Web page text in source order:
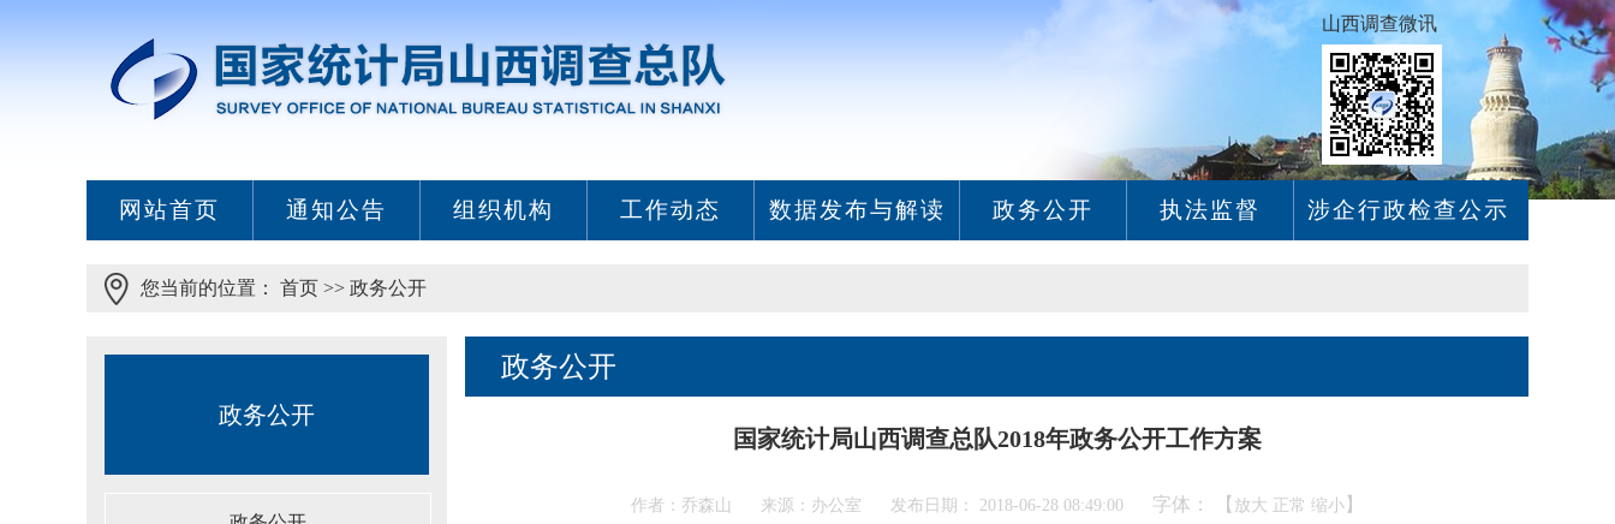
山西调查微讯
网站首页 通知公告 组织机构 工作动态 数据发布与解读 政务公开 执法监督 涉企行政检查公示
您当前的位置： 首页 >> 政务公开
政务公开
政务公开
国家统计局山西调查总队2018年政务公开工作方案
作者：乔森山 来源：办公室 发布日期： 2018-06-28 08:49:00 字体： 【 放大 正常 缩小】